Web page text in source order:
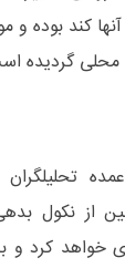
آنها کند بوده
گردیده
از نکول
خواهد کرد